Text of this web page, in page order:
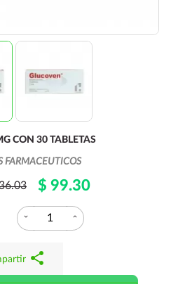
CON 30 TABLETAS
FARMACEUTICOS
$ 99.30
expand_more expand_less
share